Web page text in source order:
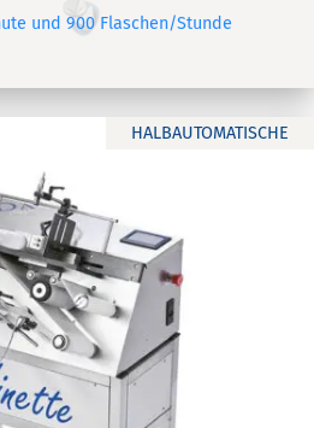
und 900 Flaschen/Stunde
HALBAUTOMATISCHE